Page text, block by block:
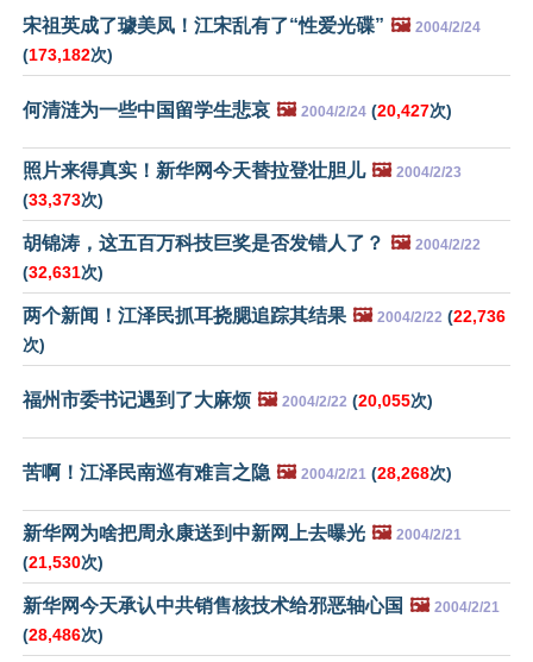
宋祖英成了璩美凤！江宋乱有了“性爱光碟” 🖼️ 2004/2/24
(173,182次)
何清涟为一些中国留学生悲哀 🖼️ 2004/2/24 (20,427次)
照片来得真实！新华网今天替拉登壮胆儿 🖼️ 2004/2/23
(33,373次)
胡锦涛，这五百万科技巨奖是否发错人了？ 🖼️ 2004/2/22
(32,631次)
两个新闻！江泽民抓耳挠腮追踪其结果 🖼️ 2004/2/22 (22,736
次)
福州市委书记遇到了大麻烦 🖼️ 2004/2/22 (20,055次)
苦啊！江泽民南巡有难言之隐 🖼️ 2004/2/21 (28,268次)
新华网为啥把周永康送到中新网上去曝光 🖼️ 2004/2/21
(21,530次)
新华网今天承认中共销售核技术给邪恶轴心国 🖼️ 2004/2/21
(28,486次)